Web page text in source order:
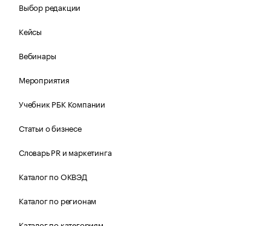
Выбор редакции
Кейсы
Вебинары
Мероприятия
Учебник РБК Компании
Статьи о бизнесе
Словарь PR и маркетинга
Каталог по ОКВЭД
Каталог по регионам